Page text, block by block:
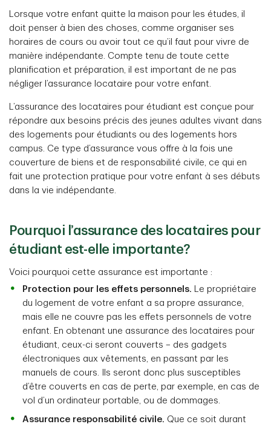
Lorsque votre enfant quitte la maison pour les études, il
doit penser à bien des choses, comme organiser ses
horaires de cours ou avoir tout ce qu’il faut pour vivre de
manière indépendante. Compte tenu de toute cette
planification et préparation, il est important de ne pas
négliger l’assurance locataire pour votre enfant.
L’assurance des locataires pour étudiant est conçue pour
répondre aux besoins précis des jeunes adultes vivant dans
des logements pour étudiants ou des logements hors
campus. Ce type d’assurance vous offre à la fois une
couverture de biens et de responsabilité civile, ce qui en
fait une protection pratique pour votre enfant à ses débuts
dans la vie indépendante.
Pourquoi l’assurance des locataires pour
étudiant est-elle importante?
Voici pourquoi cette assurance est importante :
Protection pour les effets personnels.
Le propriétaire
du logement de votre enfant a sa propre assurance,
mais elle ne couvre pas les effets personnels de votre
enfant. En obtenant une assurance des locataires pour
étudiant, ceux-ci seront couverts – des gadgets
électroniques aux vêtements, en passant par les
manuels de cours. Ils seront donc plus susceptibles
d’être couverts en cas de perte, par exemple, en cas de
vol d’un ordinateur portable, ou de dommages.
Assurance responsabilité civile. Que ce soit durant